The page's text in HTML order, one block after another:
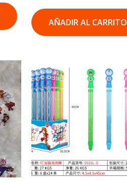
AÑADIR AL CARRITO
precio
original
era:
₡900
precio
actual
₡600